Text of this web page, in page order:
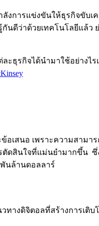
งการแข่งขันให้ธุรกิจขับ
นดีว่าด้วยเทคโนโลยีแล้
ธุรกิจได้นำมาใช้อย่างไ
นอ เพราะความสามาร
สินใจที่แม่นยำมากขึ้น ซึ่
นล้านดอลลาร์
ทางดิจิตอลที่สร้างการเติ